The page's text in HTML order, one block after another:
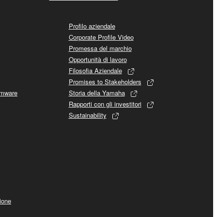
Profilo aziendale
Corporate Profile Video
Promessa del marchio
Opportunità di lavoro
Filosofia Aziendale
Promises to Stakeholders
Storia della Yamaha
Rapporti con gli investitori
Sustainability